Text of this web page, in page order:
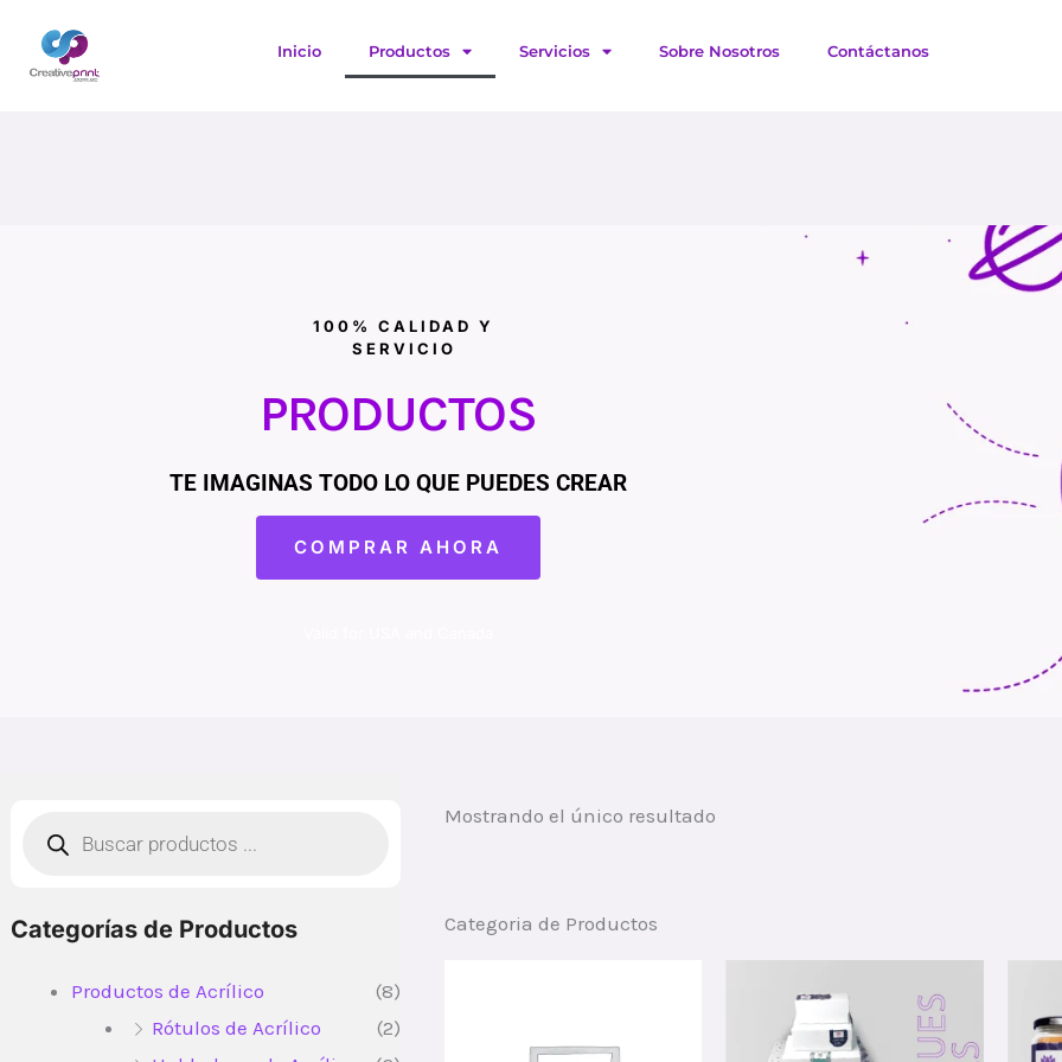
Inicio Productos Servicios Sobre Nosotros Contáctanos
100% CALIDAD Y
SERVICIO
PRODUCTOS
TE IMAGINAS TODO LO QUE PUEDES CREAR
COMPRAR AHORA
productos
Categorías de Productos
Productos de Acrílico
(8)
Rótulos de Acrílico
(2)
Mostrando el único resultado
Categoria de Productos